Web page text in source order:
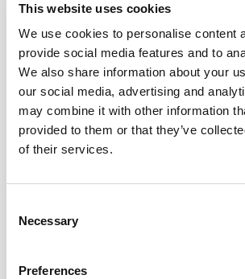
This website uses cookies
We use cookies to personalise content
provide social media features and to
We also share information about your
our social media, advertising and
may combine it with other information
provided to them or that they’ve
of their services.
Selection
Necessary
Preferences
διαθεσιμότητας, τη
ασφάλειας ή την καταστροφή
ιστοτόπου, οποιασδήποτε
υπηρεσίας ή εν γένει των
τεχνικών μέσων και πόρων της
είτε βρίσκονται σε φυσική
μορφή, ανεξαρτήτως του
- κατά τρόπο που προκαλεί